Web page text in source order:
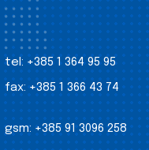
tel: +385 1 364 95 95
fax: +385 1 366 43 74
gsm: +385 91 3096 258